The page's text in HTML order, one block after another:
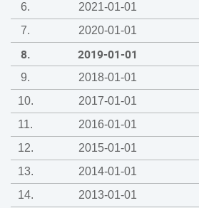
6.
2021-01-01
7.
2020-01-01
8. 2019-01-01
9. 2018-01-01
10.
2017-01-01
11.
2016-01-01
12.
2015-01-01
13.
2014-01-01
14.
2013-01-01